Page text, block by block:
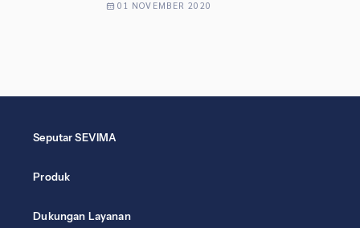
01 NOVEMBER 2020
Seputar SEVIMA
Produk
Dukungan Layanan